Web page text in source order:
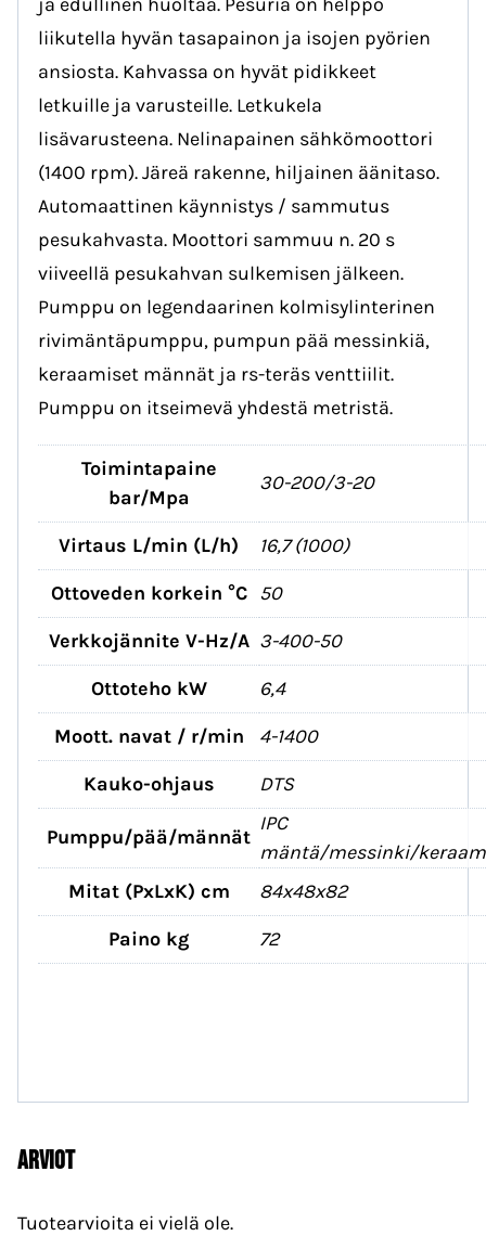
liikutella hyvän tasapainon ja isojen pyörien
ansiosta. Kahvassa on hyvät pidikkeet
letkuille ja varusteille. Letkukela
lisävarusteena. Nelinapainen sähkömoottori
(1400 rpm). Järeä rakenne, hiljainen äänitaso.
Automaattinen käynnistys / sammutus
pesukahvasta. Moottori sammuu n. 20 s
viiveellä pesukahvan sulkemisen jälkeen.
Pumppu on legendaarinen kolmisylinterinen
rivimäntäpumppu, pumpun pää messinkiä,
keraamiset männät ja rs-teräs venttiilit.
Pumppu on itseimevä yhdestä metristä.
Toimintapaine
bar/Mpa
30-200/3-20
Virtaus L/min (L/h)
16,7 (1000)
Ottoveden korkein °C 50
Verkkojännite V-Hz/A 3-400-50
Ottoteho kW
6,4
Moott. navat / r/min
4-1400
Kauko-ohjaus
DTS
Pumppu/pää/männät
IPC
mäntä/messinki/
Mitat (PxLxK) cm
84x48x82
Paino kg
72
Arviot
Tuotearvioita ei vielä ole.